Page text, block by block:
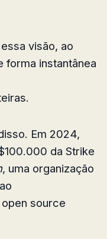
visão, ao
forma instantânea
Em 2024,
da Strike
, uma organização
source